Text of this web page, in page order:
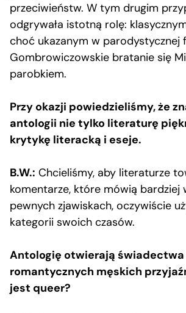
przeciwieństw. W tym drugim
odgrywała istotną rolę:
choć ukazanym w parodystycznej
Gombrowiczowskie bratanie się
parobkiem.
Przy okazji powiedzieliśmy, że
antologii nie tylko literaturę
krytykę literacką i eseje.
B.W.: Chcieliśmy, aby literaturze
komentarze, które mówią bardziej
pewnych zjawiskach, oczywiście
kategorii swoich czasów.
Antologię otwierają świadectwa
romantycznych męskich
jest queer?